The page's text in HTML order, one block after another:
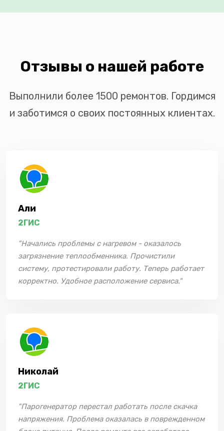
Отзывы о нашей работе
Выполнили более 1500 ремонтов. Гордимся
и заботимся о своих постоянных клиентах.
Али
2ГИС
"Начались проблемы с нагревом - оказалось
загрязнение теплообменника. Прочистили
систему, протестировали работу. Теперь работает
корректно. Удобное расположение сервиса."
Николай
2ГИС
"Парогенератор перестал работать после скачка
напряжения. Проблема оказалась в поврежденном